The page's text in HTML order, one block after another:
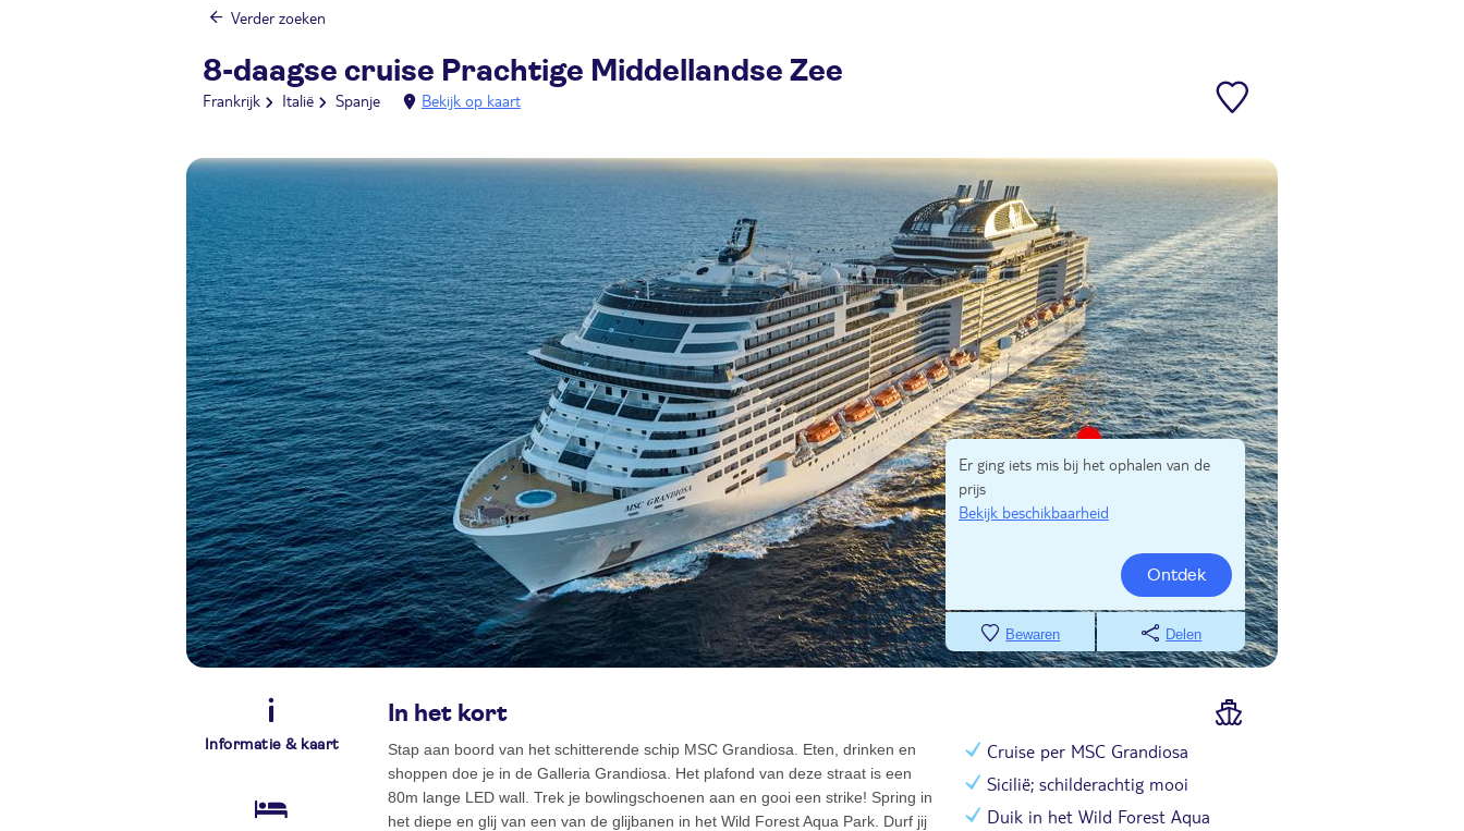
Verder zoeken
8-daagse cruise Prachtige Middellandse Zee
Frankrijk Italië Spanje Bekijk op kaart
Er ging iets mis bij het ophalen van de
prijs
Bekijk beschikbaarheid
Ontdek
Bewaren Delen
Informatie & kaart
In het kort
Stap aan boord van het schitterende schip MSC Grandiosa. Eten, drinken en
shoppen doe je in de Galleria Grandiosa. Het plafond van deze straat is een
80m lange LED wall. Trek je bowlingschoenen aan en gooi een strike! Spring in
het diepe en glij van een van de glijbanen in het Wild Forest Aqua Park. Durf jij
Cruise per MSC Grandiosa
Sicilië; schilderachtig mooi
Duik in het Wild Forest Aqua